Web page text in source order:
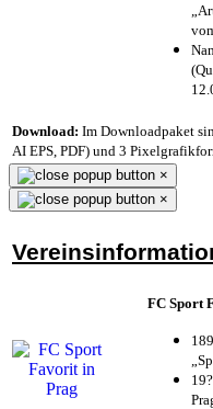
Download: Im Downloadpaket
AI EPS, PDF) und 3
×
×
FC Sport